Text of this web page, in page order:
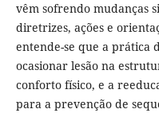
vêm sofrendo mudanças
diretrizes, ações e
entende-se que a prática
ocasionar lesão na
conforto físico, e a
para a prevenção de